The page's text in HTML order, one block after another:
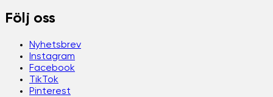
Följ oss
Nyhetsbrev
Instagram
Facebook
TikTok
Pinterest